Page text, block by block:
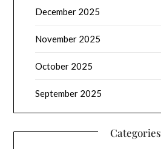
December 2025
November 2025
October 2025
September 2025
Categories